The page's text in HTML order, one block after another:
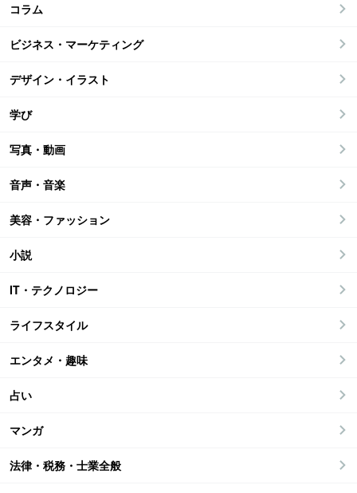
コラム
ビジネス・マーケティング
デザイン・イラスト
学び
写真・動画
音声・音楽
美容・ファッション
小説
IT・テクノロジー
ライフスタイル
エンタメ・趣味
占い
マンガ
法律・税務・士業全般